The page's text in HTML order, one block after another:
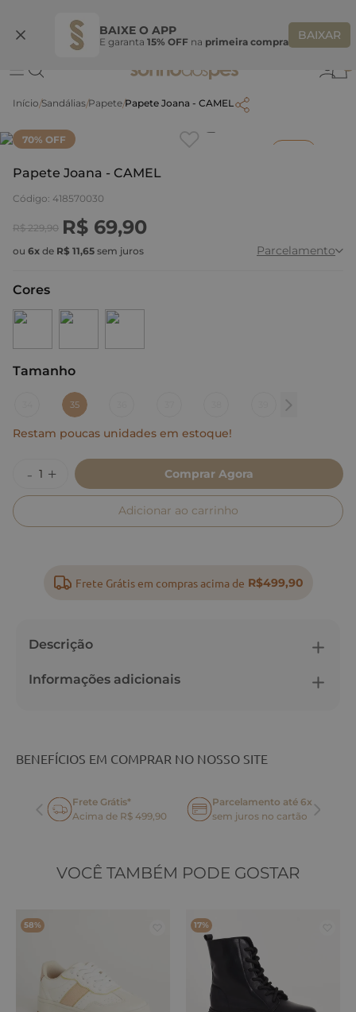
BAIXE O APP
E garanta 15% OFF na primeira compra BAIXAR
Ganhe 10% OFF na coleção utilizando o código do seu vendedor*
Sandálias Papete Papete Joana - CAMEL
70% OFF
Papete Joana - CAMEL
Código: 418570030
R$ 229,90 R$ 69,90
ou 6x de R$ 11,65 sem juros Parcelamento
Cores
Tamanho
35
Restam poucas unidades em estoque!
Comprar Agora
Adicionar ao carrinho
Frete Grátis em compras acima de R$499,90
Descrição
Informações adicionais
BENEFÍCIOS EM COMPRAR NO NOSSO SITE
Frete Grátis*
Acima de R$ 499,90
Parcelamento até 6x
sem juros no cartão
VOCÊ TAMBÉM PODE GOSTAR
58% 17%